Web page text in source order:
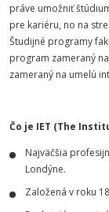
práve umožniť
pre kariéru, no na
Študijné programy
program zameraný
zameraný na umelú
Čo je IET (The
Najväčšia
Londýne.
Založená v roku